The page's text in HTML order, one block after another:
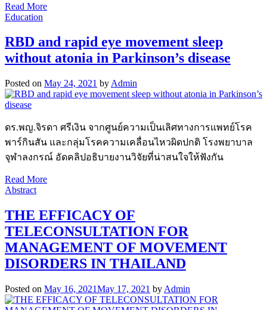
Read More
Education
RBD and rapid eye movement sleep
without atonia in Parkinson’s disease
Posted on May 24, 2021 by Admin
ดร.พญ.จิรดา ศรีเงิน จากศูนย์ความเป็นเลิศทางการแพทย์โรค
พาร์กินสัน และกลุ่มโรคความเคลื่อนไหวผิดปกติ โรงพยาบาล
จุฬาลงกรณ์ อัดคลิปอธิบายงานวิจัยที่น่าสนใจให้ฟังกัน
Read More
Abstract
THE EFFICACY OF
TELECONSULTATION FOR
MANAGEMENT OF MOVEMENT
DISORDERS IN THAILAND
Posted on May 16, 2021May 17, 2021 by Admin